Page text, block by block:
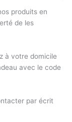
produits en
de les
à votre domicile
avec le code
par écrit